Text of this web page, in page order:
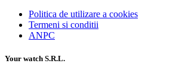
Politica de utilizare a cookies
Termeni si conditii
ANPC
Your watch S.R.L.